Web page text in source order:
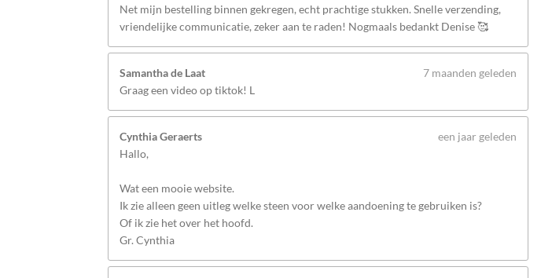
Net mijn bestelling binnen gekregen, echt prachtige stukken. Snelle verzending,
vriendelijke communicatie, zeker aan te raden! Nogmaals bedankt Denise 🥰
Samantha de Laat
7 maanden geleden
Graag een video op tiktok! L
Cynthia Geraerts
een jaar geleden
Hallo,
Wat een mooie website.
Ik zie alleen geen uitleg welke steen voor welke aandoening te gebruiken is?
Of ik zie het over het hoofd.
Gr. Cynthia